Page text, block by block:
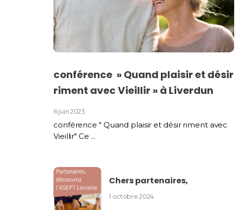
conférence » Quand plaisir et désir
riment avec Vieillir » à Liverdun
6 juin 2023
conférence " Quand plaisir et désir riment avec
Vieillir" Ce ...
Chers partenaires,
1 octobre 2024